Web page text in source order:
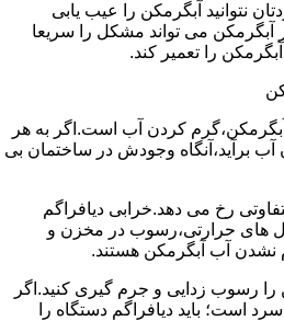
نتوانید آبگرمکن را عیب یابی
آبگرمکن می تواند مشکل را سریعا
را تعمیر کند.
آبگرمکن،گرم کردن آب است.اگر به هر
آب برآید،آنگاه وجودش در ساختمان بی
رخ می دهد.خرابی دیافراگم
های حرارتی،رسوب در مخزن و
نشدن آب آبگرمکن هستند.
رسوب زدایی و جرم گیری کنید.اگر
است؛ باید دیافراگم دستگاه را